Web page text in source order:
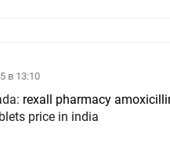
в 13:10
rexall pharmacy
price in india